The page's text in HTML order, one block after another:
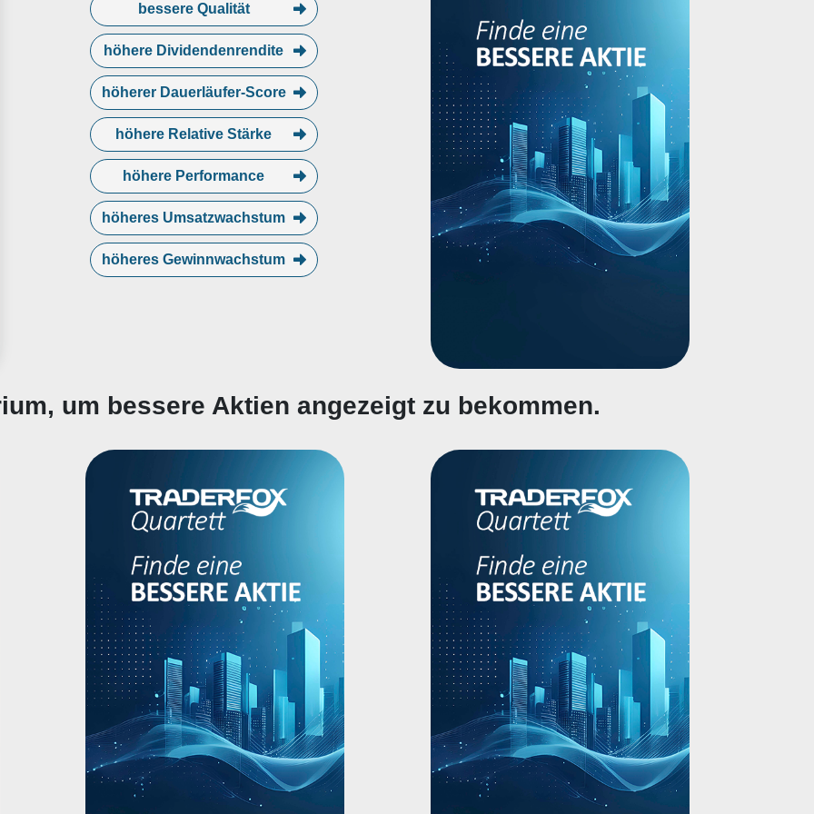
bessere Qualität
höhere Dividendenrendite
höherer Dauerläufer-Score
höhere Relative Stärke
höhere Performance
höheres Umsatzwachstum
höheres Gewinnwachstum
um bessere Aktien angezeigt zu bekommen.